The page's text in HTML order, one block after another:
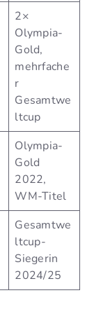
2×
Olympia-
Gold,
mehrfache
r
Gesamtwe
ltcup
Olympia-
Gold
2022,
WM-Titel
Gesamtwe
ltcup-
Siegerin
2024/25